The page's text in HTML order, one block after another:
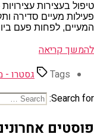
טיפול בעצירות
פעילות מעיים סדירה
המעיים, לפחות פעם
להמשך קריאה
Tags
גסטרו -
Search for:
פוסטים